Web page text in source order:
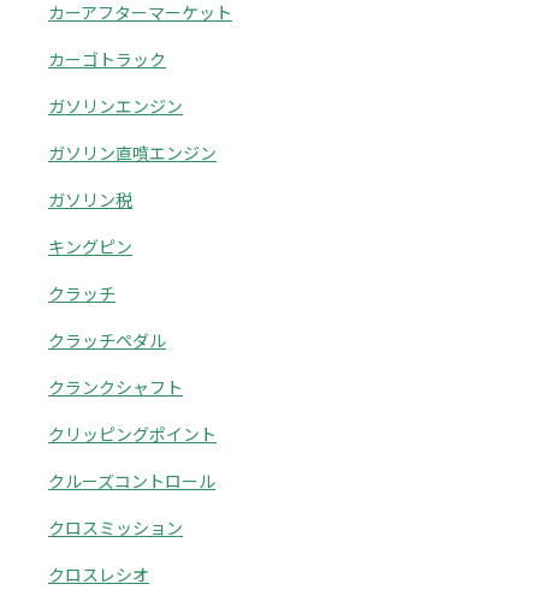
カーアフターマーケット
カーゴトラック
ガソリンエンジン
ガソリン直噴エンジン
ガソリン税
キングピン
クラッチ
クラッチペダル
クランクシャフト
クリッピングポイント
クルーズコントロール
クロスミッション
クロスレシオ